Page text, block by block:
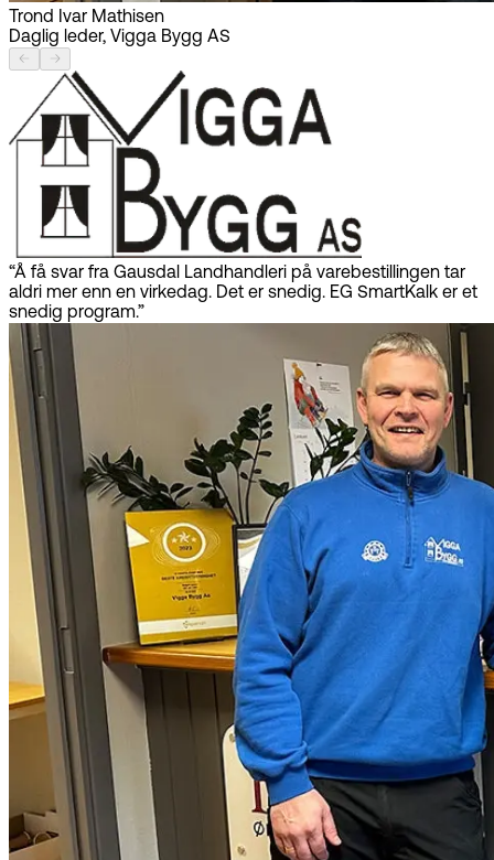
Trond Ivar Mathisen
Daglig leder, Vigga Bygg AS
“Å få svar fra Gausdal Landhandleri på varebestillingen tar
aldri mer enn en virkedag. Det er snedig. EG SmartKalk er et
snedig program.”